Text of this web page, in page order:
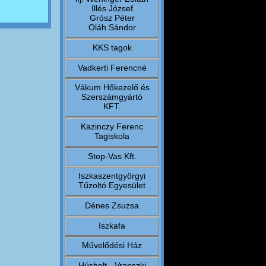
Illés József
Grósz Péter
Oláh Sándor
KKS tagok
Vadkerti Ferencné
Vákum Hőkezelő és
Szerszámgyártó
KFT.
Kazinczy Ferenc
Tagiskola
Stop-Vas Kft.
Iszkaszentgyörgyi
Tűzoltó Egyesület
Dénes Zsuzsa
Iszkafa
Művelődési Ház